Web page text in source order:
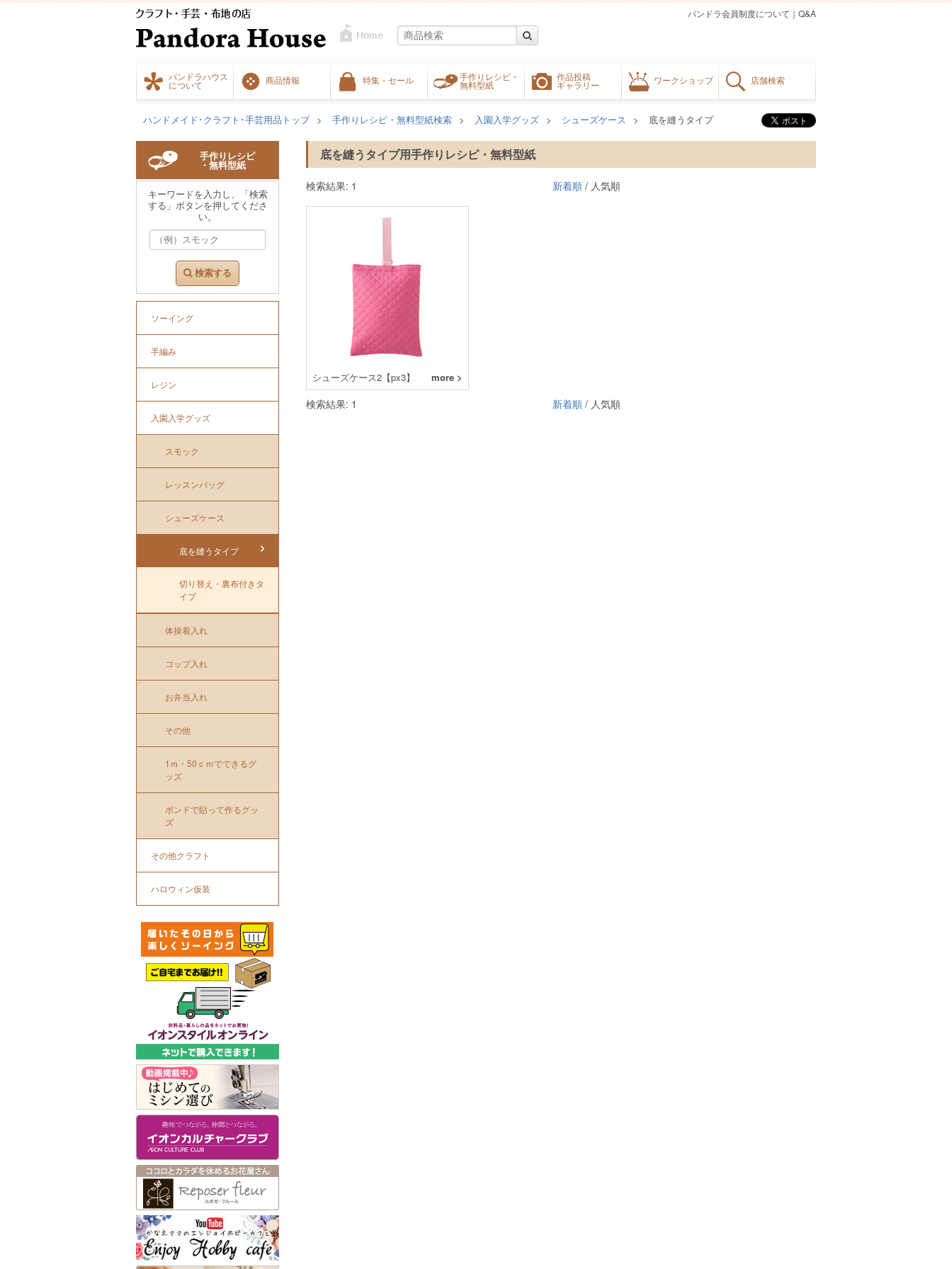
パンドラハウス
について
商品情報 特集・セール
手作りレシピ・
無料型紙
作品投稿
ギャラリー
ワークショップ 店舗検索
Q&A
｜
パンドラ会員制度について
ハンドメイド･クラフト･手芸用品トップ 手作りレシピ・無料型紙検索 入園入学グッズ シューズケース 底を縫うタイプ
底を縫うタイプ用手作りレシピ・無料型紙
検索結果: 1 新着順 / 人気順
シューズケース2【px3】 more >
検索結果: 1 新着順 / 人気順
手作りレシピ
・無料型紙
キーワードを入力し、「検索
する」ボタンを押してくださ
い。
検索する
ソーイング
手編み
レジン
入園入学グッズ
スモック
レッスンバッグ
シューズケース
底を縫うタイプ
切り替え・裏布付きタ
イプ
体操着入れ
コップ入れ
お弁当入れ
その他
1ｍ・50ｃｍでできるグ
ッズ
ボンドで貼って作るグッ
ズ
その他クラフト
ハロウィン仮装